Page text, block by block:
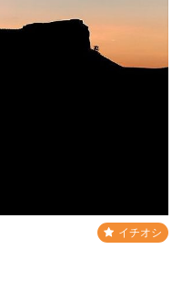
イチオシ